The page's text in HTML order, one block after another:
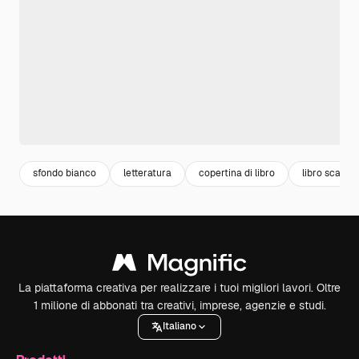
sfondo bianco letteratura copertina di libro libro
La piattaforma creativa per realizzare i tuoi migliori lavori. Oltre
1 milione di abbonati tra creativi, imprese, agenzie e studi.
Italiano